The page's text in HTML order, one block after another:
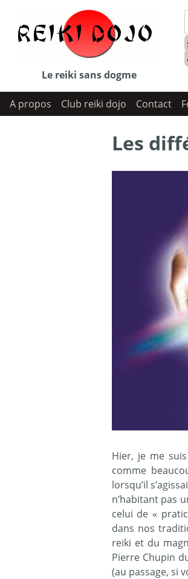
content
Le reiki sans dogme
A propos Club reiki dojo Contact
Les
Hier, je me
comme
lorsqu’il
n’habitant pas
celui de «
dans nos
reiki et du
Pierre Chupin
(au passage, si